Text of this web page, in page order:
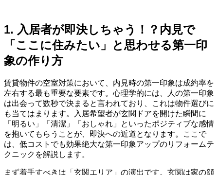
1. 入居者が即決しちゃう！？内見で
「ここに住みたい」と思わせる第一印
象の作り方
賃貸物件の空室対策において、内見時の第一印象は成約率を
左右する最も重要な要素です。心理学的には、人の第一印象
は出会って数秒で決まると言われており、これは物件選びに
も当てはまります。入居希望者が玄関ドアを開けた瞬間に
「明るい」「清潔」「おしゃれ」といったポジティブな感情
を抱いてもらうことが、即決への近道となります。ここで
は、低コストでも効果絶大な第一印象アップのリフォームテ
クニックを解説します。
まず着手すべきは「玄関エリア」の演出です。玄関は家の顔